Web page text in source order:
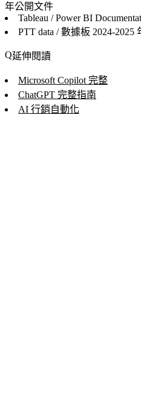
年公開文件
Tableau / Power BI
PTT data / 數據板 2024-2025
延伸閱讀
Microsoft Copilot 完整
ChatGPT 完整指南
AI 行銷自動化